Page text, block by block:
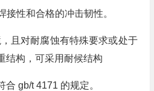
接性和合格的冲击韧性。
且对耐腐蚀有特殊要求或处于
结构，可采用耐候结构
gb/t 4171 的规定。